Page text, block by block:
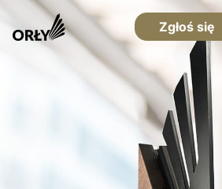
Zgłoś się